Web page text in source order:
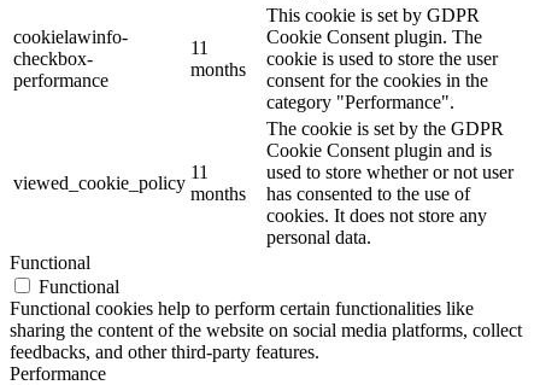
cookielawinfo-
checkbox-
performance
11
months
This cookie is set by GDPR
Cookie Consent plugin. The
cookie is used to store the user
consent for the cookies in the
category "Performance".
viewed_cookie_policy
11
months
The cookie is set by the GDPR
Cookie Consent plugin and is
used to store whether or not user
has consented to the use of
cookies. It does not store any
personal data.
Functional
Functional
Functional cookies help to perform certain functionalities like
sharing the content of the website on social media platforms, collect
feedbacks, and other third-party features.
Performance